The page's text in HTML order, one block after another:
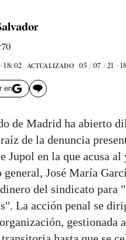
18: 02 ACTUALIZADO 05 / 07 / 21 -
en
de Madrid ha abierto
de la denuncia
Jupol en la que acusa
general, José María
del sindicato para
La acción penal se
gestionada